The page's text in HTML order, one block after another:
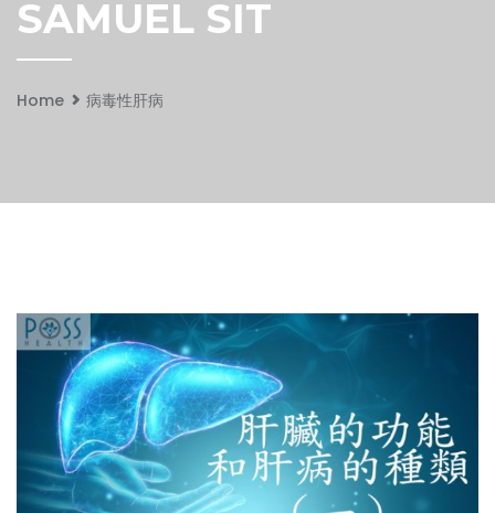
SAMUEL SIT
Home 病毒性肝病